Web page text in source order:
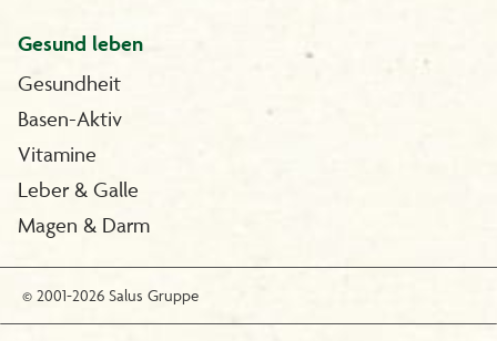
Gesund leben
Gesundheit
Basen-Aktiv
Vitamine
Leber & Galle
Magen & Darm
© 2001-2026 Salus Gruppe